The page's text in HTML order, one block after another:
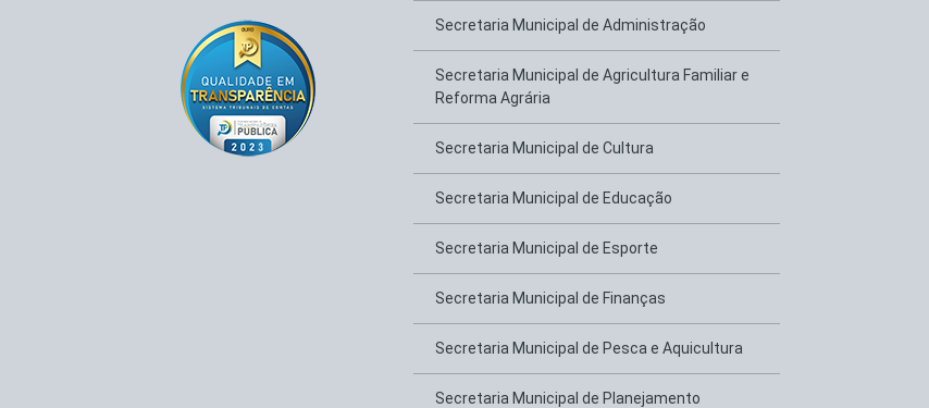
Secretaria Municipal de Administração
Secretaria Municipal de Agricultura Familiar e
Reforma Agrária
Secretaria Municipal de Cultura
Secretaria Municipal de Educação
Secretaria Municipal de Esporte
Secretaria Municipal de Finanças
Secretaria Municipal de Pesca e Aquicultura
Secretaria Municipal de Planejamento